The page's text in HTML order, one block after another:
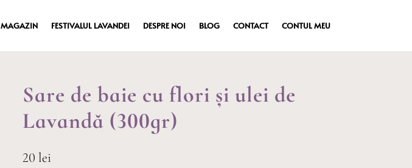
MAGAZIN FESTIVALUL LAVANDEI DESPRE NOI BLOG CONTACT CONTUL MEU
Sare de baie cu flori și ulei de
Lavandă (300gr)
20lei